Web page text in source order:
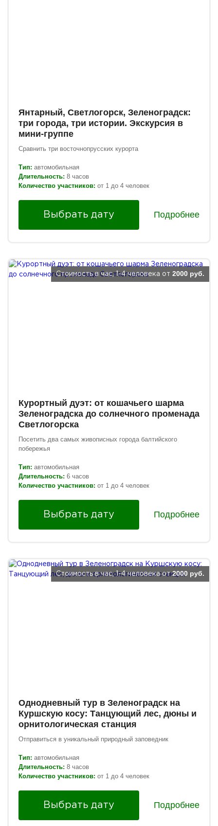
Янтарный, Светлогорск, Зеленоградск:
три города, три истории. Экскурсия в
мини-группе
Сравнить три восточнопрусских курорта
Тип: автомобильная
Длительность: 8 часов
Количество участников: от 1 до 4 человек
Выбрать дату Подробнее
Курортный дуэт: от кошачьего шарма
Зеленоградска до солнечного променада
Светлогорска
Посетить два самых живописных города балтийского
побережья
Тип: автомобильная
Длительность: 6 часов
Количество участников: от 1 до 4 человек
Стоимость в час, 1-4 человека от 2000 руб.
Выбрать дату Подробнее
Однодневный тур в Зеленоградск на
Куршскую косу: Танцующий лес, дюны и
орнитологическая станция
Отправиться в уникальный природный заповедник
Тип: автомобильная
Длительность: 8 часов
Количество участников: от 1 до 4 человек
Стоимость в час, 1-4 человека от2000 руб.
Выбрать дату Подробнее